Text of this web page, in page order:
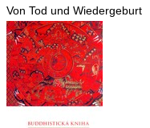
Von Tod und Wiedergeburt